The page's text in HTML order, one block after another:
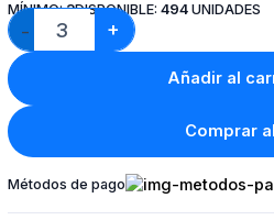
MÍNIMO:3DISPONIBLE:494 UNIDADES
− +
Añadir al
Comprar
Métodos de pago